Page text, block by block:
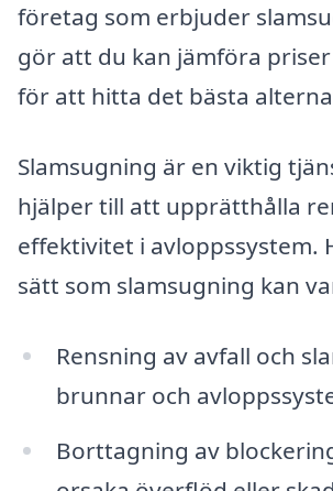
företag som erbjuder
gör att du kan jämföra
för att hitta det bästa
Slamsugning är en viktig
hjälper till att upprätthålla
effektivitet i avloppssystem.
sätt som slamsugning kan
Rensning av avfall och
brunnar och
Borttagning av